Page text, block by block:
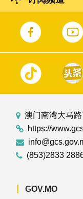
澳门南湾大马
https://
(853)2833
GOV.MO